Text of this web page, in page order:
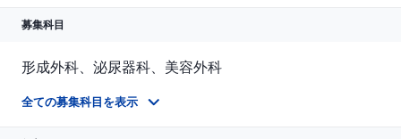
募集科目
形成外科、泌尿器科、美容外科
全ての募集科目を表示